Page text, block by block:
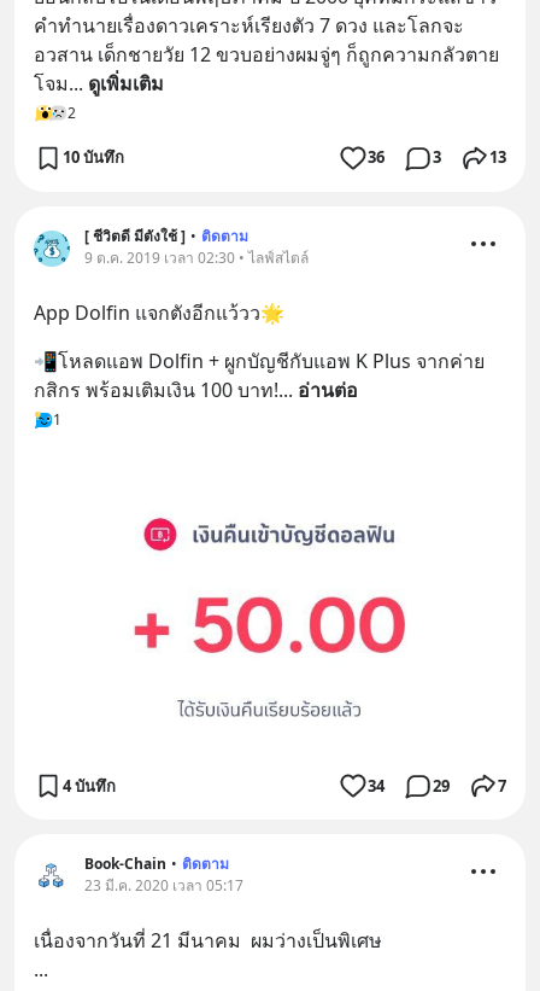
คำทำนายเรื่องดาวเคราะห์เรียงตัว 7 ดวง และโลกจะ
อวสาน เด็กชายวัย 12 ขวบอย่างผมจู่ๆ ก็ถูกความกลัวตาย
โจม... ดูเพิ่มเติม
2
10 บันทึก 36 3 13
[ ชีวิตดี มีตังใช้ ] • ติดตาม
9 ต.ค. 2019 เวลา 02:30 • ไลฟ์สไตล์
App Dolfin แจกตังอีกแว้วว🌟
📲โหลดแอพ Dolfin + ผูกบัญชีกับแอพ K Plus จากค่าย
กสิกร พร้อมเติมเงิน 100 บาท!... อ่านต่อ
1
4 บันทึก 34 29 7
Book-Chain • ติดตาม
23 มี.ค. 2020 เวลา 05:17
เนื่องจากวันที่ 21 มีนาคม  ผมว่างเป็นพิเศษ
...